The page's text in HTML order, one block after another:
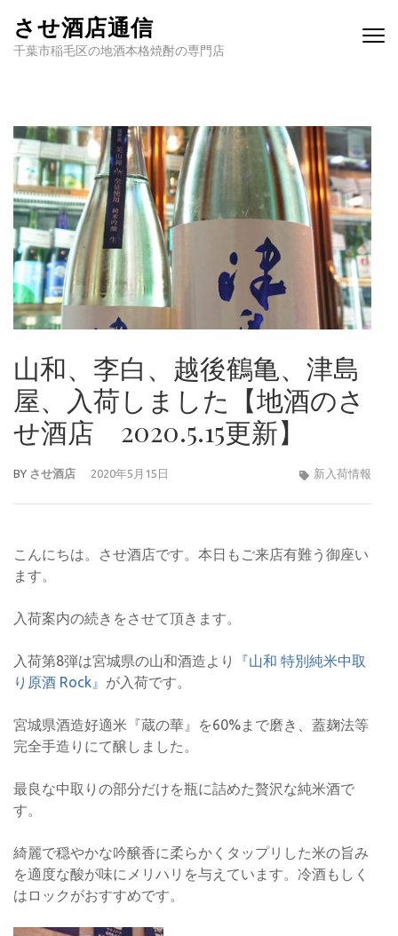
させ酒店通信
千葉市稲毛区の地酒本格焼酎の専門店
山和、李白、越後鶴亀、津島
屋、入荷しました【地酒のさ
せ酒店 2020.5.15更新】
BY させ酒店 2020年5月15日 新入荷情報
こんにちは。させ酒店です。本日もご来店有難う御座い
ます。
入荷案内の続きをさせて頂きます。
入荷第8弾は宮城県の山和酒造より
『山和 特別純米中取
り原酒 Rock』 が入荷です。
宮城県酒造好適米『蔵の華』を60%まで磨き、蓋麹法等
完全手造りにて醸しました。
最良な中取りの部分だけを瓶に詰めた贅沢な純米酒で
す。
綺麗で穏やかな吟醸香に柔らかくタップリした米の旨み
を適度な酸が味にメリハリを与えています。冷酒もしく
はロックがおすすめです。